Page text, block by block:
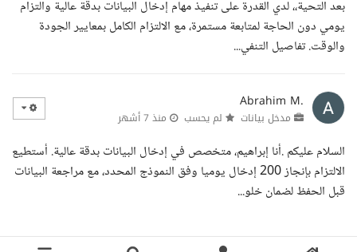
بعد التحية،، لدي القدرة على تنفيذ مهام إدخال البيانات بدقة عالية والتزام
يومي دون الحاجة لمتابعة مستمرة، مع الالتزام الكامل بمعايير الجودة
والوقت. تفاصيل التنفي...
Abrahim M.
مدخل بيانات لم يحسب منذ 7 أشهر
السلام عليكم .أنا إبراهيم، متخصص في إدخال البيانات بدقة عالية. أستطيع
الالتزام بإنجاز 200 إدخال يوميا وفق النموذج المحدد، مع مراجعة البيانات
قبل الحفظ لضمان خلو...